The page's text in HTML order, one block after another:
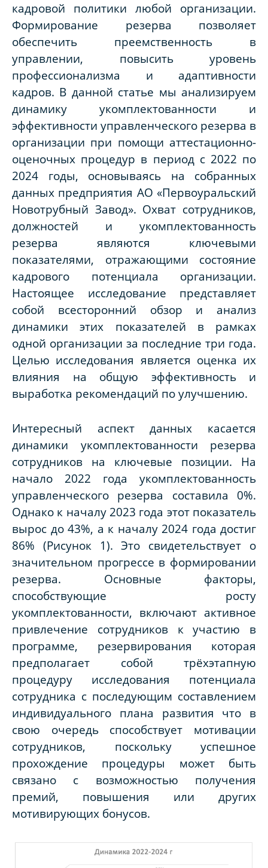
кадровой политики любой организации.
Формирование резерва позволяет
обеспечить преемственность в
управлении, повысить уровень
профессионализма и адаптивности
кадров. В данной статье мы анализируем
динамику укомплектованности и
эффективности управленческого резерва в
организации при помощи аттестационно-
оценочных процедур в период с 2022 по
2024 годы, основываясь на собранных
данных предприятия АО «Первоуральский
Новотрубный Завод». Охват сотрудников,
должностей и укомплектованность
резерва являются ключевыми
показателями, отражающими состояние
кадрового потенциала организации.
Настоящее исследование представляет
собой всесторонний обзор и анализ
динамики этих показателей в рамках
одной организации за последние три года.
Целью исследования является оценка их
влияния на общую эффективность и
выработка рекомендаций по улучшению.
Интересный аспект данных касается
динамики укомплектованности резерва
сотрудников на ключевые позиции. На
начало 2022 года укомплектованность
управленческого резерва составила 0%.
Однако к началу 2023 года этот показатель
вырос до 43%, а к началу 2024 года достиг
86% (Рисунок 1). Это свидетельствует о
значительном прогрессе в формировании
резерва. Основные факторы,
способствующие росту
укомплектованности, включают активное
привлечение сотрудников к участию в
программе, резервирования которая
предполагает собой трёхэтапную
процедуру исследования потенциала
сотрудника с последующим составлением
индивидуального плана развития что в
свою очередь способствует мотивации
сотрудников, поскольку успешное
прохождение процедуры может быть
связано с возможностью получения
премий, повышения или других
мотивирующих бонусов.